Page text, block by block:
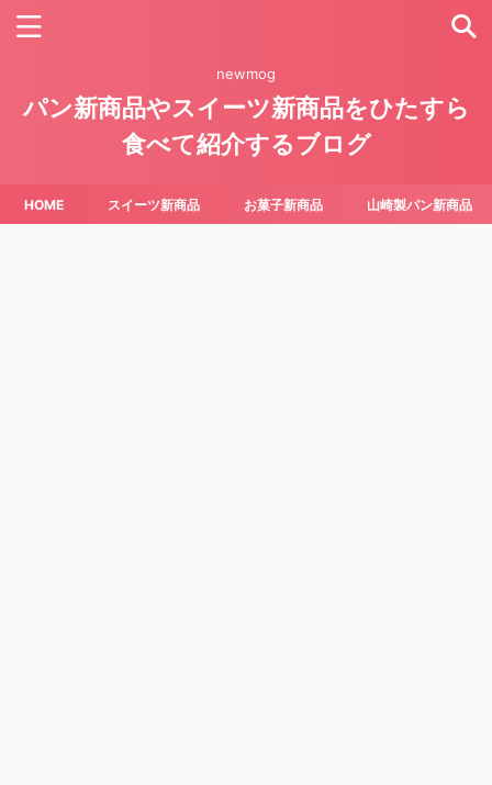
newmog
パン新商品やスイーツ新商品をひたすら
食べて紹介するブログ
HOME スイーツ新商品 お菓子新商品 山崎製パン新商品